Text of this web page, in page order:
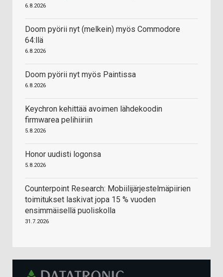
6.8.2026
Doom pyörii nyt (melkein) myös Commodore
64:llä
6.8.2026
Doom pyörii nyt myös Paintissa
6.8.2026
Keychron kehittää avoimen lähdekoodin
firmwarea pelihiiriin
5.8.2026
Honor uudisti logonsa
5.8.2026
Counterpoint Research: Mobiilijärjestelmäpiirien
toimitukset laskivat jopa 15 % vuoden
ensimmäisellä puoliskolla
31.7.2026